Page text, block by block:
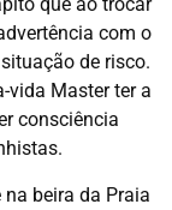
com o
de risco.
vida Master ter a
consciência
beira da Praia